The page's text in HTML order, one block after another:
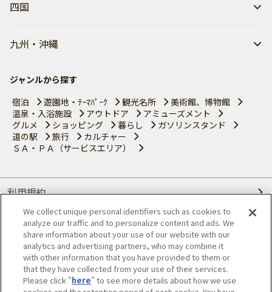
四国
九州・沖縄
ジャンルから探す
宿泊
遊園地・ﾃｰﾏﾊﾟｰｸ 観光名所
美術館、博物館
温泉・入浴施設
アウトドア
アミューズメント
グルメ
ショッピング 暮らし
ガソリンスタンド
道の駅
旅行
カルチャー
ＳＡ・ＰＡ（サービスエリア）
利用規約
個人情報の取り扱いについて
会員優待サービスの提携をご検討の方へ
JAFホームページ
We collect unique personal identifiers such as cookies to
analyze our traffic and to personalize content and ads. We
share information about your use of our website with our
analytics and advertising partners, who may combine it
with other information that you have provided to them or
that they have collected from your use of their services.
Please click "here" to see more details about how we use